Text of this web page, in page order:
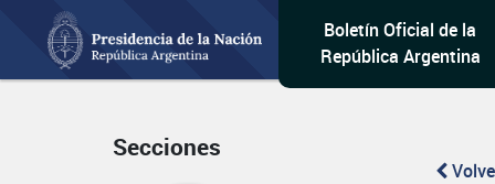
Boletín Oficial de la
República Argentina
Secciones